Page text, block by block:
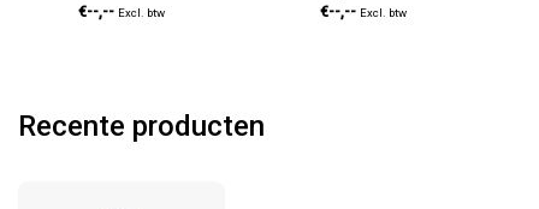
€--,-- Excl. btw €--,-- Excl. btw
Recente producten